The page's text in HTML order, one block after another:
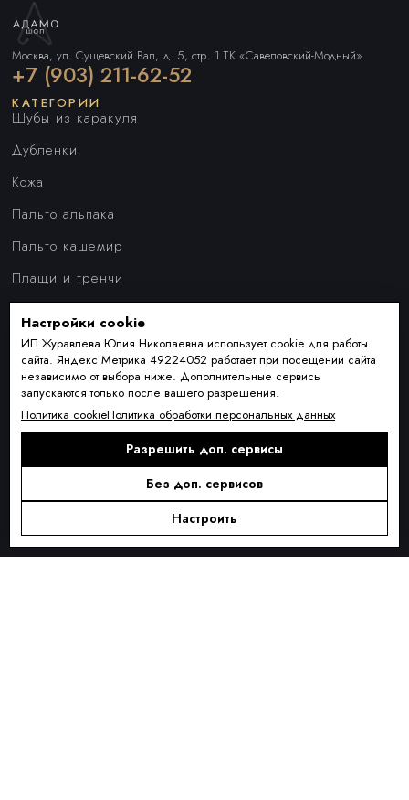
Москва, ул. Сущевский Вал, д. 5, стр. 1 ТК «Савеловский-Модный»
+7 (903) 211-62-52
КАТЕГОРИИ
Шубы из каракуля
Дубленки
Кожа
Пальто альпака
Пальто кашемир
Плащи и тренчи
ПОКУПАТЕЛЯМ
Наши преимущества
Индивидуальный пошив
Условия доставки
Оплата и рассрочка
Обмен и возврат товара
Контакты
О нас
Блог
Настройки cookie
ИП Журавлева Юлия Николаевна использует cookie для работы
сайта. Яндекс Метрика 49224052 работает при посещении сайта
независимо от выбора ниже. Дополнительные сервисы
запускаются только после вашего разрешения.
Политика cookieПолитика обработки персональных данных
Разрешить доп. сервисы
Без доп. сервисов
Настроить